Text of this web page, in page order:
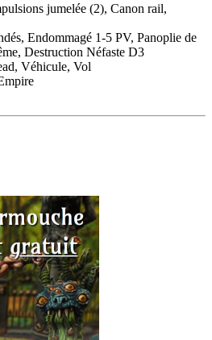
jumelée (2), Canon rail,
Endommagé 1-5 PV, Panoplie de
Destruction Néfaste D3
Véhicule, Vol